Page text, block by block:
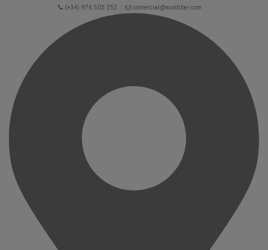
(+34) 976 503 252 comercial@moldiber.com